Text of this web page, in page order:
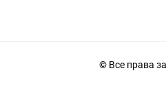
© Все права